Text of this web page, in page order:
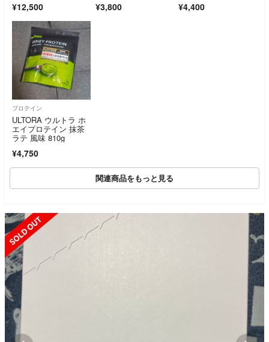
¥12,500 ¥3,800 ¥4,400
プロテイン
ULTORA ウルトラ ホ
エイプロテイン 抹茶
ラテ 風味 810g
¥4,750
関連商品をもっと見る